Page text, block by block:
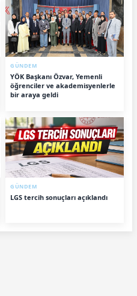
GÜNDEM
YÖK Başkanı Özvar, Yemenli
öğrenciler ve akademisyenlerle
bir araya geldi
GÜNDEM
LGS tercih sonuçları açıklandı